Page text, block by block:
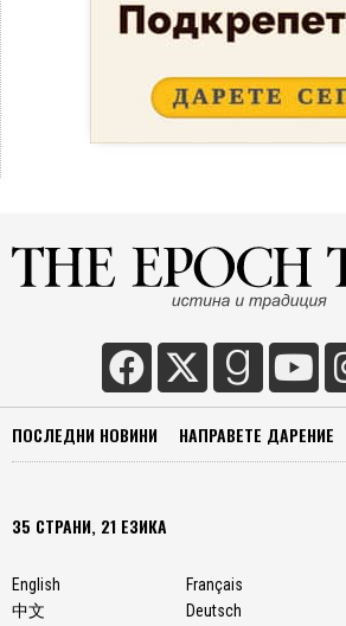
ПОСЛЕДНИ НОВИНИ НАПРАВЕТЕ ДАРЕНИЕ
35 СТРАНИ, 21 ЕЗИКА
English
中文
Français
Deutsch